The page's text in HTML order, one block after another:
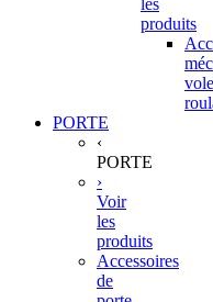
produits
PORTE
‹
PORTE
›
Voir
les
produits
Accessoires
de